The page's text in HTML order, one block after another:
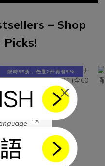
素k2-7、雪印MBP牛奶蛋
IU維生素K2-7 18毫克北海
方式：每天1-3包，生理期
四項
密
– Shop
Picks!
限時95折，任選2件再省3%
×